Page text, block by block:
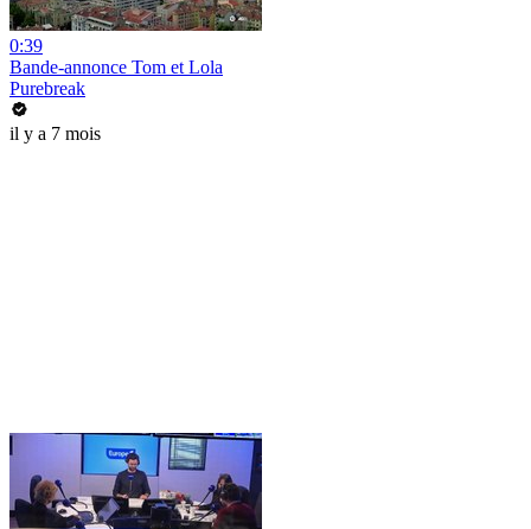
0:39
Bande-annonce Tom et Lola
Purebreak
il y a 7 mois